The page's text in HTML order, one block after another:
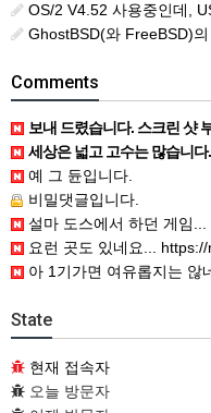
OS/2 V4.52 사용중인데,
GhostBSD(와 FreeBSD)
Comments
보내 드렸습니다. 스크린 샷
세상은 넓고 고수는 많습니다.
예 그 듄입니다.
비밀댓글입니다.
설마 도스에서 하던 게임...
요런 곳도 있네요... https://
아 1기가면 여유롭지는 않
State
현재 접속자
오늘 방문자